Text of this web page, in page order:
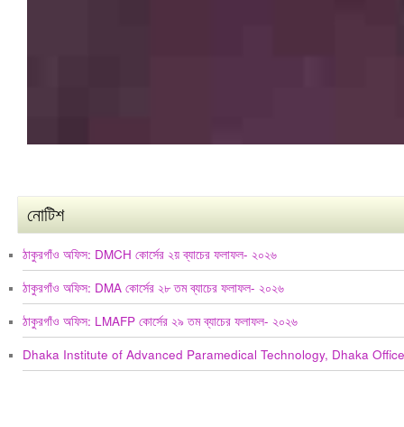
নোটিশ
ঠাকুরগাঁও অফিস: DMCH কোর্সের ২য় ব্যাচের ফলাফল- ২০২৬
ঠাকুরগাঁও অফিস: DMA কোর্সের ২৮ তম ব্যাচের ফলাফল- ২০২৬
ঠাকুরগাঁও অফিস: LMAFP কোর্সের ২৯ তম ব্যাচের ফলাফল- ২০২৬
Dhaka Institute of Advanced Paramedical Technology, Dhaka